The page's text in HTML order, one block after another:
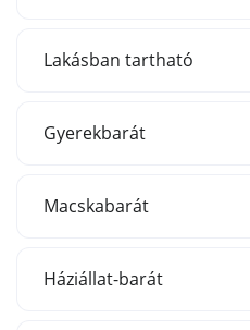
Lakásban tartható
Gyerekbarát
Macskabarát
Háziállat-barát